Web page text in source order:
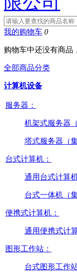
我的购物车 0
购物车中还没有商品
全部商品分类
计算机设备
服务器：
机架式服务器（
塔式服务器（集
台式计算机：
通用台式计算
台式一体机（集
便携式计算机：
通用便携式计
图形工作站：
台式图形工作